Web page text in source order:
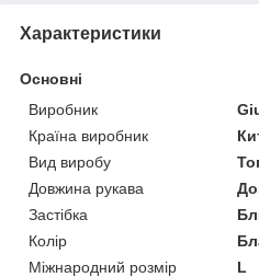
Характеристики
Основні
Виробник
Країна виробник
Вид виробу
Довжина рукава
Застібка
Колір
Міжнародний розмір
L